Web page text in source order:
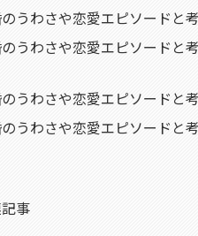
うわさや恋愛エピソード
うわさや恋愛エピソード
うわさや恋愛エピソードと
うわさや恋愛エピソード
事